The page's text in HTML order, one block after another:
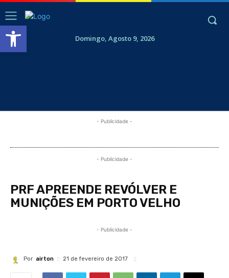
Abrir a barra de ferramentasDomingo, Agosto 9, 2026
- Publicidade -
- Publicidade -
PRF APREENDE REVÓLVER E
MUNIÇÕES EM PORTO VELHO
- Publicidade -
Por airton 21 de fevereiro de 2017